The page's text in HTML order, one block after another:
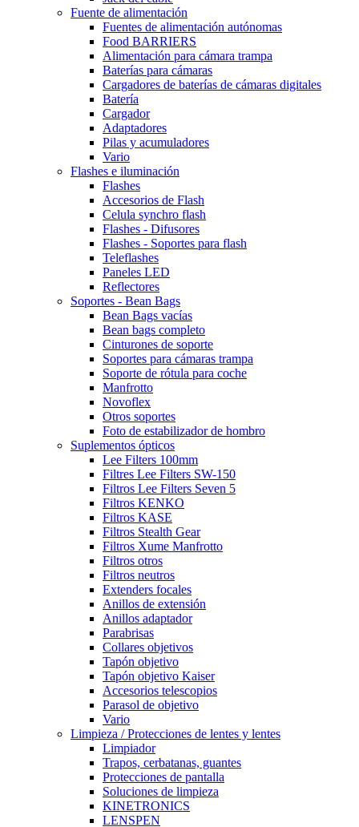
Fuente de alimentación
Fuentes de alimentación autónomas
Food BARRIERS
Alimentación para cámara trampa
Baterías para cámaras
Cargadores de baterías de cámaras digitales
Batería
Cargador
Adaptadores
Pilas y acumuladores
Vario
Flashes e iluminación
Flashes
Accesorios de Flash
Celula synchro flash
Flashes - Difusores
Flashes - Soportes para flash
Teleflashes
Paneles LED
Reflectores
Soportes - Bean Bags
Bean Bags vacías
Bean bags completo
Cinturones de soporte
Soportes para cámaras trampa
Soporte de rótula para coche
Manfrotto
Novoflex
Otros soportes
Foto de estabilizador de hombro
Suplementos ópticos
Lee Filters 100mm
Filtres Lee Filters SW-150
Filtros Lee Filters Seven 5
Filtros KENKO
Filtros KASE
Filtros Stealth Gear
Filtros Xume Manfrotto
Filtros otros
Filtros neutros
Extenders focales
Anillos de extensión
Anillos adaptador
Parabrisas
Collares objetivos
Tapón objetivo
Tapón objetivo Kaiser
Accesorios telescopios
Parasol de objetivo
Vario
Limpieza / Protecciones de lentes y lentes
Limpiador
Trapos, cerbatanas, guantes
Protecciones de pantalla
Soluciones de limpieza
KINETRONICS
LENSPEN